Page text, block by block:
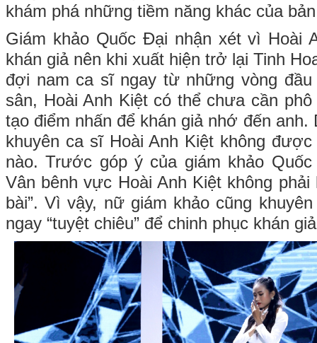
khám phá những tiềm năng khác của
Giám khảo Quốc Đại nhận xét vì Hoài
khán giả nên khi xuất hiện trở lại Tinh
đợi nam ca sĩ ngay từ những vòng đầu
sân, Hoài Anh Kiệt có thể chưa cần
tạo điểm nhấn để khán giả nhớ đến anh.
khuyên ca sĩ Hoài Anh Kiệt không
nào. Trước góp ý của giám khảo
Vân bênh vực Hoài Anh Kiệt không
bài”. Vì vậy, nữ giám khảo cũng
ngay “tuyệt chiêu” để chinh phục khán